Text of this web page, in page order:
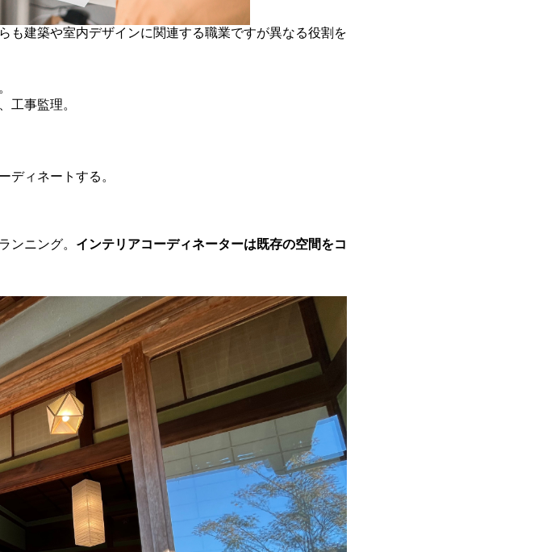
も建築や室内デザインに関連する職業ですが異なる役割を
工事監理。
ディネートする。
ンニング。 インテリアコーディネーターは既存の空間をコ